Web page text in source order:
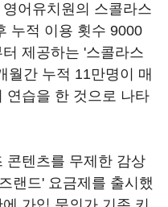
어유치원의 스콜라스
누적 이용 횟수 9000
제공하는 '스콜라스
월간 누적 11만명이 매
연습을 한 것으로 나타
콘텐츠를 무제한 감상
랜드' 요금제를 출시했